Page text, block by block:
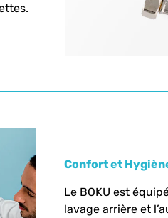
Confort et
Le BOKU est
lavage arrière et